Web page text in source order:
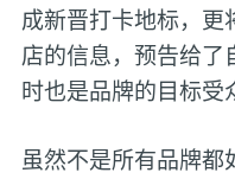
成新晋打卡地标，更
店的信息，预告给了
时也是品牌的目标
虽然不是所有品牌都